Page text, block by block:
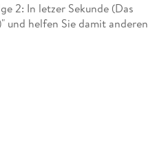
2: In letzer Sekunde (Das
und helfen Sie damit anderen